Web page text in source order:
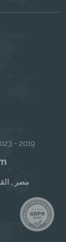
2019 - 2023 ©
مصر ,